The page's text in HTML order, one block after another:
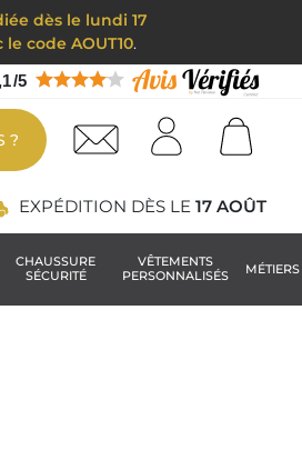
dès le lundi 17
le code AOUT10.
/5
?
EXPÉDITION DÈS LE 17 AOÛT
CHAUSSURE
SÉCURITÉ
VÊTEMENTS
PERSONNALISÉS
MÉTIERS